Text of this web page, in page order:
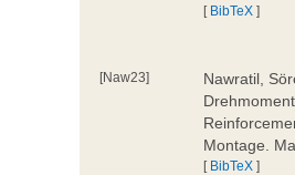
[ BibTeX ]
[Naw23]
Nawratil,
Montage.
[ BibTeX ]